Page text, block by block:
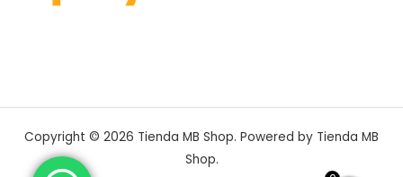
Copyright © 2026 Tienda MB Shop. Powered by Tienda MB
Shop.